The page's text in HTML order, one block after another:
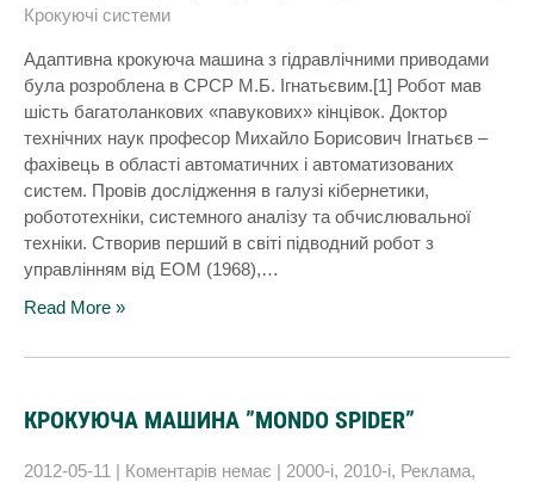
Крокуючі системи
Адаптивна крокуюча машина з гідравлічними приводами
була розроблена в СРСР М.Б. Ігнатьєвим.[1] Робот мав
шість багатоланкових «павукових» кінцівок. Доктор
технічних наук професор Михайло Борисович Ігнатьєв –
фахівець в області автоматичних і автоматизованих
систем. Провів дослідження в галузі кібернетики,
робототехніки, системного аналізу та обчислювальної
техніки. Створив перший в світі підводний робот з
управлінням від ЕОМ (1968),…
Read More »
КРОКУЮЧА МАШИНА ”MONDO SPIDER”
2012-05-11 | Коментарів немає | 2000-і, 2010-і, Реклама,